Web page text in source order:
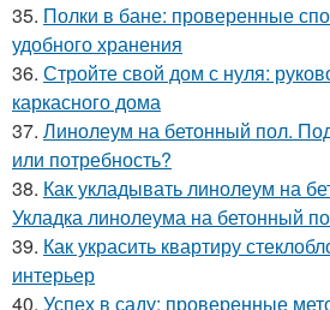
35. Полки в бане: проверенные
удобного хранения
36. Стройте свой дом с нуля:
каркасного дома
37. Линолеум на бетонный пол.
или потребность?
38. Как укладывать линолеум на
Укладка линолеума на бетонный
39. Как украсить квартиру
интерьер
40. Успех в саду: проверенные